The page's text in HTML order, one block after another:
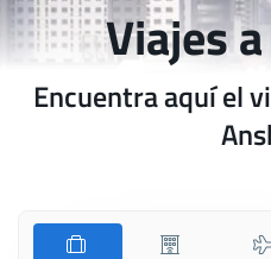
Viajes
Encuentra aquí el